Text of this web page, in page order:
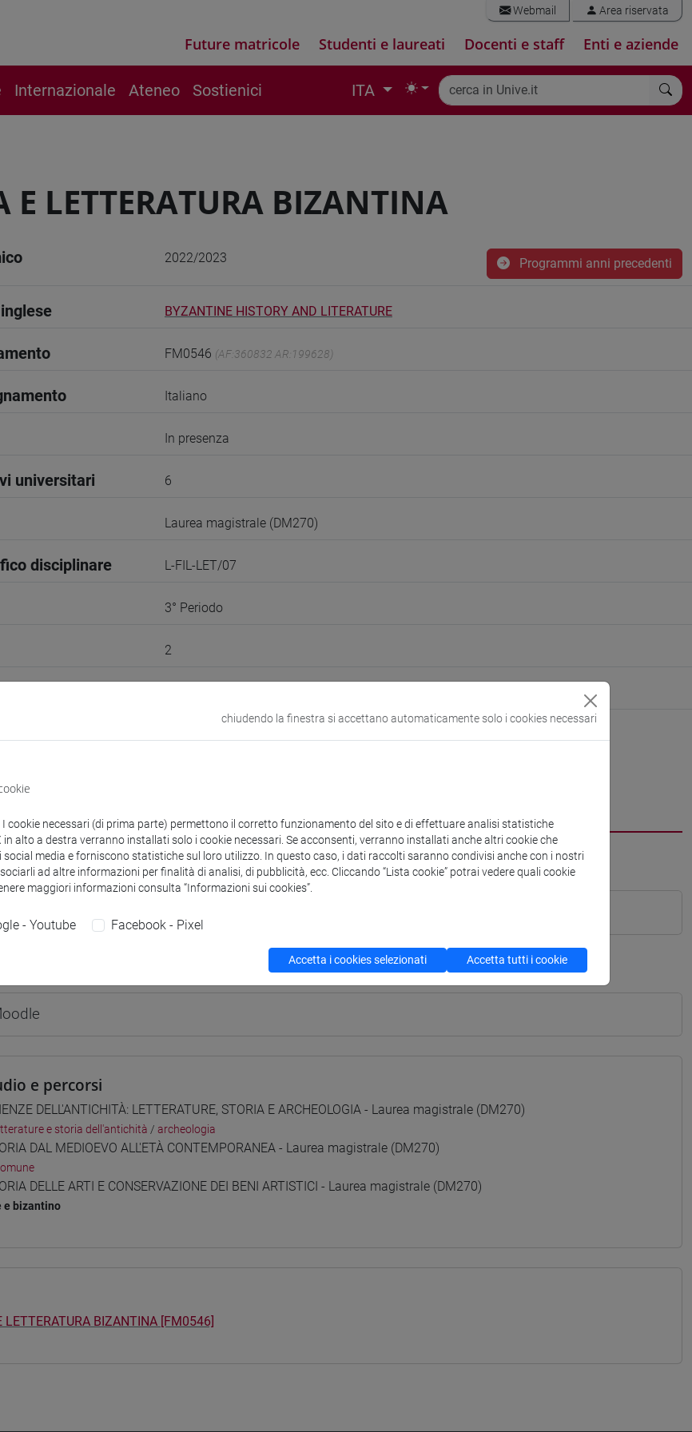
Webmail Area riservata
Future matricole Studenti e laureati Docenti e staff Enti e aziende
Internazionale Ateneo Sostienici ITA
E LETTERATURA BIZANTINA
2022/2023 Programmi anni precedenti
BYZANTINE HISTORY AND LITERATURE
FM0546 (AF:360832 AR:199628)
Italiano
In presenza
universitari 6
Laurea magistrale (DM270)
disciplinare L-FIL-LET/07
3° Periodo
2
e percorsi
DELL'ANTICHITÀ: LETTERATURE, STORIA E ARCHEOLOGIA - Laurea magistrale (DM270)
e storia dell'antichità / archeologia
DAL MEDIOEVO ALL'ETÀ CONTEMPORANEA - Laurea magistrale (DM270)
DELLE ARTI E CONSERVAZIONE DEI BENI ARTISTICI - Laurea magistrale (DM270)
e bizantino
LETTERATURA BIZANTINA [FM0546]
chiudendo la finestra si accettano automaticamente solo i cookies necessari
cookie necessari (di prima parte) permettono il corretto funzionamento del sito e di effettuare analisi statistiche
in alto a destra verranno installati solo i cookie necessari. Se acconsenti, verranno installati anche altri cookie che
media e forniscono statistiche sul loro utilizzo. In questo caso, i dati raccolti saranno condivisi anche con i nostri
ad altre informazioni per finalità di analisi, di pubblicità, ecc. Cliccando “Lista cookie” potrai vedere quali cookie
maggiori informazioni consulta “Informazioni sui cookies”.
- Youtube Facebook - Pixel
Accetta i cookies selezionati Accetta tutti i cookie